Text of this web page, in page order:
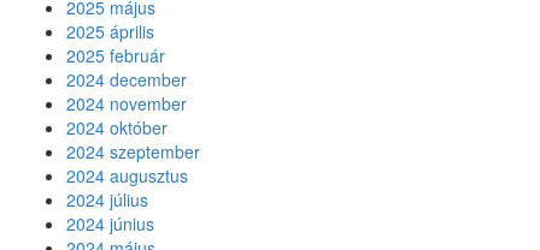
2025 május
2025 április
2025 február
2024 december
2024 november
2024 október
2024 szeptember
2024 augusztus
2024 július
2024 június